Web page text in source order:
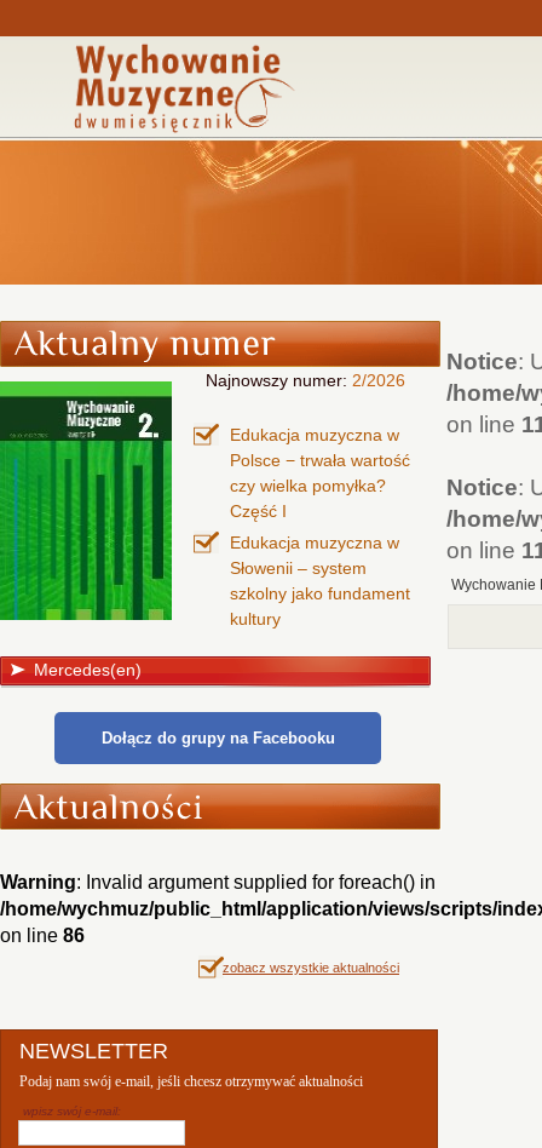
Najnowszy numer: 2/2026
Edukacja muzyczna w
Polsce − trwała wartość
czy wielka pomyłka?
Część I
Edukacja muzyczna w
Słowenii – system
szkolny jako fundament
kultury
Mercedes(en)
Dołącz do grupy na Facebooku
Warning: Invalid argument supplied for foreach() in
/home/wychmuz/public_html/application/views/scripts/
on line 86
zobacz wszystkie aktualności
NEWSLETTER
Podaj nam swój e-mail, jeśli chcesz otrzymywać aktualności
wpisz swój e-mail:
Notice:
/home/
on line
Notice:
/home/
on line
Wychowanie